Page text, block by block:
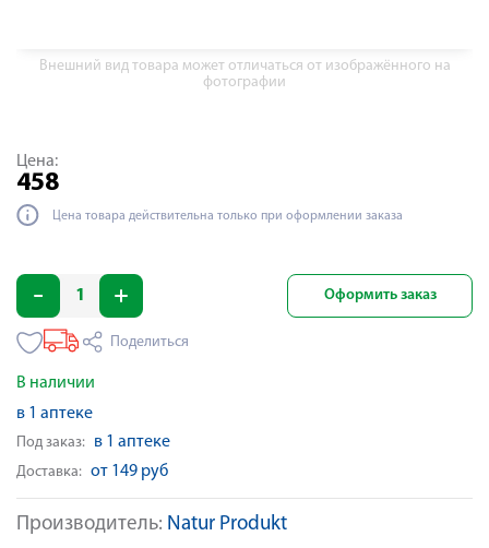
Внешний вид товара может отличаться от изображённого на
фотографии
Производитель: Natur Produkt
Цена:
458
Цена товара действительна только при оформлении заказа
Оформить заказ
Поделиться
В наличии
в 1 аптеке
Под заказ: в 1 аптеке
Доставка: от 149 руб